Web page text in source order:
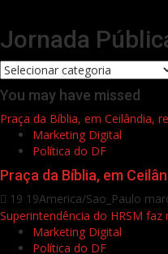
Jornada
Jornada
Pública
You may have missed
Praça da Bíblia, em Ceilândia,
Marketing Digital
Política do DF
Praça da Bíblia, em
19 19America/Sao_Paulo
Superintendência do HRSM
Marketing Digital
Política do DF